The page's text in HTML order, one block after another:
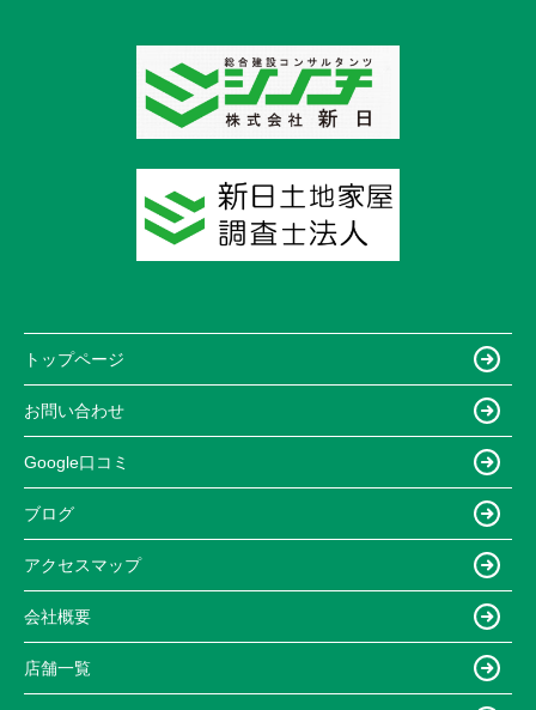
トップページ
お問い合わせ
Google口コミ
ブログ
アクセスマップ
会社概要
店舗一覧